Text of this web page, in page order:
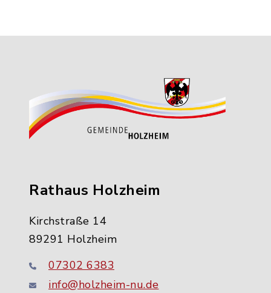
Rathaus Holzheim
Kirchstraße 14
89291 Holzheim
07302 6383
info@holzheim-nu.de